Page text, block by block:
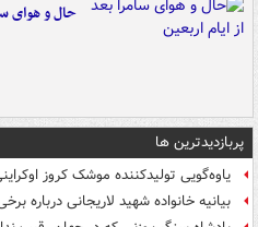
حال و هوای
پربازدیدترین ها
یاوه‌گویی تولیدکننده موشک کروز
بیانیه خانواده شهید لاریجانی درباره